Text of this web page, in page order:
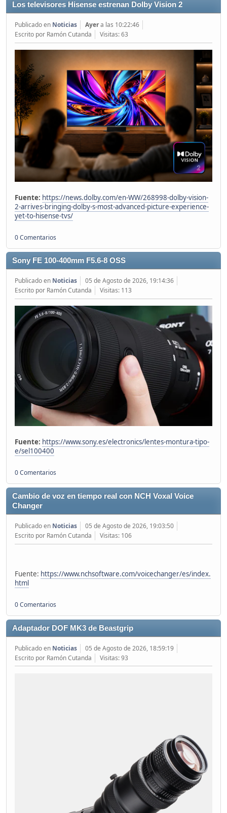
Los televisores Hisense estrenan Dolby Vision 2
Publicado en Noticias Ayera las 10:22:46
Escrito por Ramón Cutanda
Visitas: 63
Fuente: https://news.dolby.com/en-WW/268998-dolby-vision-
2-arrives-bringing-dolby-s-most-advanced-picture-experience-
yet-to-hisense-tvs/
0 Comentarios
Sony FE 100-400mm F5.6-8 OSS
Publicado en Noticias
05 de Agosto de 2026, 19:14:36
Escrito por Ramón Cutanda
Visitas: 113
Fuente: https://www.sony.es/electronics/lentes-montura-tipo-
e/sel100400
0 Comentarios
Cambio de voz en tiempo real con NCH Voxal Voice
Changer
Publicado en Noticias
05 de Agosto de 2026, 19:03:50
Escrito por Ramón Cutanda
Visitas: 106
Fuente: https://www.nchsoftware.com/voicechanger/es/index.
html
0 Comentarios
Adaptador DOF MK3 de Beastgrip
Publicado en Noticias
05 de Agosto de 2026, 18:59:19
Escrito por Ramón Cutanda
Visitas: 93